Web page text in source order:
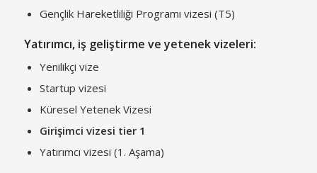
Gençlik Hareketliliği Programı vizesi (T5)
Yatırımcı, iş geliştirme ve yetenek vizeleri:
Yenilikçi vize
Startup ​​vizesi
Küresel Yetenek Vizesi
Girişimci vizesi tier 1
Yatırımcı vizesi (1. Aşama)